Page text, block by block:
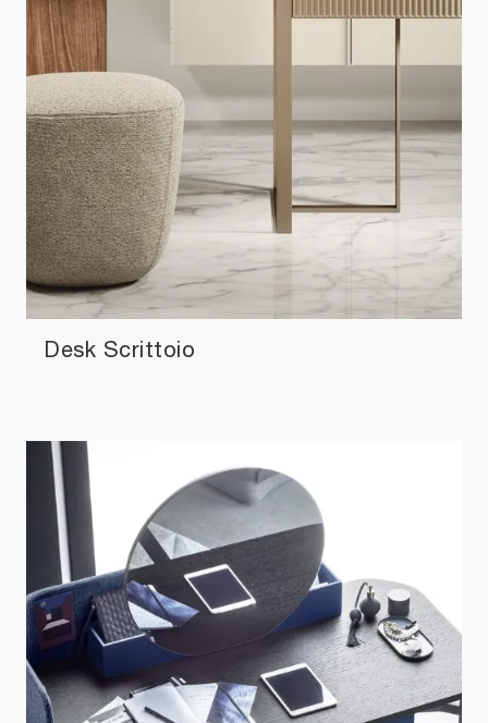
Desk Scrittoio